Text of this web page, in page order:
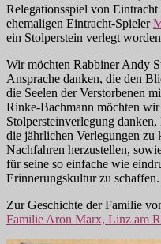
Relegationsspiel von
ehemaligen Eintracht-Spieler
ein Stolperstein verlegt
Wir möchten Rabbiner Andy
Ansprache danken, die den
die Seelen der Verstorbenen
Rinke-Bachmann möchten
Stolpersteinverlegung
die jährlichen Verlegungen zu
Nachfahren herzustellen,
für seine so einfache wie
Erinnerungskultur zu schaffen.
Zur Geschichte der Familie
Familie Aron Marx, Linz am